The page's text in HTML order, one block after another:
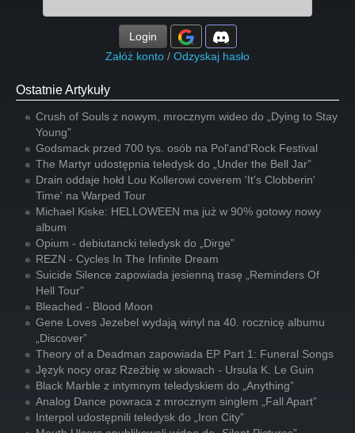
Login
Załóż konto / Odzyskaj hasło
Ostatnie Artykuły
Crush of Souls z nowym, mrocznym wideo do „Dying to Stay
Young”
Godsmack przed 700 tys. osób na Pol'and'Rock Festival
The Martyr udostępnia teledysk do „Under the Bell Jar”
Drain oddaje hołd Lou Kollerowi coverem 'It's Clobberin'
Time' na Warped Tour
Michael Kiske: HELLOWEEN ma już w 90% gotowy nowy
album
Opium - debiutancki teledysk do „Dirge”
REZN - Cycles In The Infinite Dream
Suicide Silence zapowiada jesienną trasę „Reminders Of
Hell Tour”
Bleached - Blood Moon
Gene Loves Jezebel wydają winyl na 40. rocznicę albumu
„Discover”
Theory of a Deadman zapowiada EP Part 1: Funeral Songs
Język nocy oraz Rzeźbię w słowach - Ursula K. Le Guin
Black Marble z intymnym teledyskiem do „Anything”
Analog Dance powraca z mrocznym singlem „Fall Apart”
Interpol udostępnili teledysk do „Iron City”